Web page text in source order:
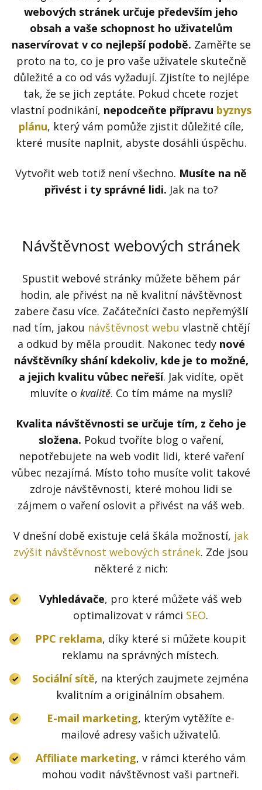
webových stránek určuje především jeho
obsah a vaše schopnost ho uživatelům
naservírovat v co nejlepší podobě. Zaměřte se
proto na to, co je pro vaše uživatele skutečně
důležité a co od vás vyžadují. Zjistíte to nejlépe
tak, že se jich zeptáte. Pokud chcete rozjet
vlastní podnikání, nepodceňte přípravu byznys
plánu, který vám pomůže zjistit důležité cíle,
které musíte naplnit, abyste dosáhli úspěchu.
Vytvořit web totiž není všechno. Musíte na ně
přivést i ty správné lidi. Jak na to?
Návštěvnost webových stránek
Spustit webové stránky můžete během pár
hodin, ale přivést na ně kvalitní návštěvnost
zabere času více. Začátečníci často nepřemýšlí
nad tím, jakou návštěvnost webu vlastně chtějí
a odkud by měla proudit. Nakonec tedy nové
návštěvníky shání kdekoliv, kde je to možné,
a jejich kvalitu vůbec neřeší. Jak vidíte, opět
mluvíte o kvalitě. Co tím máme na mysli?
Kvalita návštěvnosti se určuje tím, z čeho je
složena. Pokud tvoříte blog o vaření,
nepotřebujete na web vodit lidi, které vaření
vůbec nezajímá. Místo toho musíte volit takové
zdroje návštěvnosti, které mohou lidi se
zájmem o vaření oslovit a přivést na váš web.
V dnešní době existuje celá škála možností, jak
zvýšit návštěvnost webových stránek. Zde jsou
některé z nich:
Vyhledávače, pro které můžete váš web
optimalizovat v rámci SEO.
PPC reklama, díky které si můžete koupit
reklamu na správných místech.
Sociální sítě, na kterých zaujmete zejména
kvalitním a originálním obsahem.
E-mail marketing, kterým vytěžíte e-
mailové adresy vašich uživatelů.
Affiliate marketing, v rámci kterého vám
mohou vodit návštěvnost vaši partneři.